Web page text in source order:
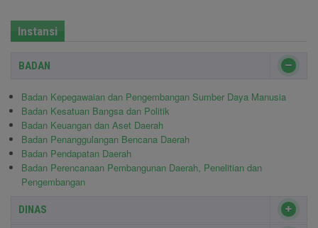
Instansi
BADAN
Badan Kepegawaian dan Pengembangan Sumber Daya Manusia
Badan Kesatuan Bangsa dan Politik
Badan Keuangan dan Aset Daerah
Badan Penanggulangan Bencana Daerah
Badan Pendapatan Daerah
Badan Perencanaan Pembangunan Daerah, Penelitian dan
Pengembangan
DINAS